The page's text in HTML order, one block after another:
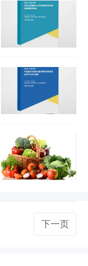
下一页